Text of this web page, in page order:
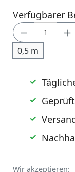
Verfügbarer
Produkt
0,5 m
Wir akzeptieren: